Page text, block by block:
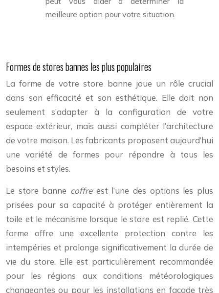
meilleure option pour votre situation.
Formes de stores bannes les plus populaires
La forme de votre store banne joue un rôle crucial
dans son efficacité et son esthétique. Elle doit non
seulement s’adapter à la configuration de votre
espace extérieur, mais aussi compléter l’architecture
de votre maison. Les fabricants proposent aujourd’hui
une variété de formes pour répondre à tous les
besoins et styles.
Le store banne coffre est l’une des options les plus
prisées pour sa capacité à protéger entièrement la
toile et le mécanisme lorsque le store est replié. Cette
forme offre une excellente protection contre les
intempéries et prolonge significativement la durée de
vie du store. Elle est particulièrement recommandée
pour les régions aux conditions météorologiques
changeantes ou pour les installations en façade très